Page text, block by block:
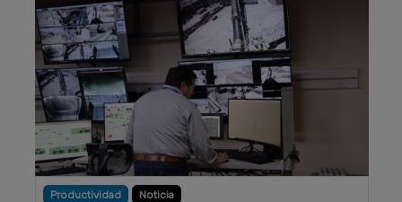
Productividad Noticia